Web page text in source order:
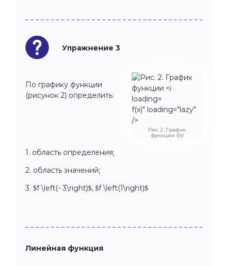
Упражнение 3
f(x)" loading="lazy"
/>
Рис. 2. График
функции f(x)
По графику функции
(рисунок 2) определить:
1. область определения;
2. область значений;
3. $f \left(- 3\right)$, $f \left(1\right)$
Линейная функция